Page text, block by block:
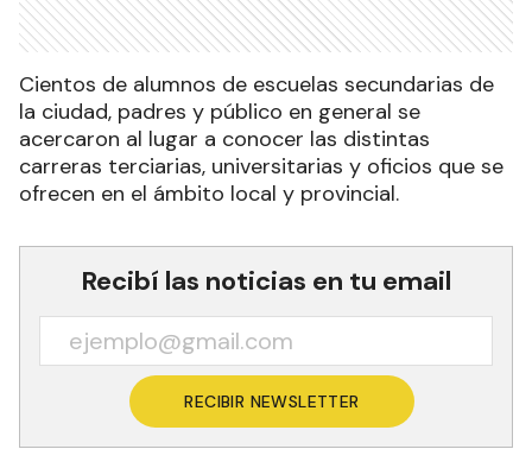
Cientos de alumnos de escuelas secundarias de
la ciudad, padres y público en general se
acercaron al lugar a conocer las distintas
carreras terciarias, universitarias y oficios que se
ofrecen en el ámbito local y provincial.
Recibí las noticias en tu email
RECIBIR NEWSLETTER